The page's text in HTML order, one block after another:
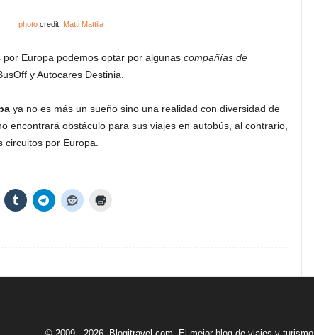
photocredit: Matti Mattila
Europa podemos optar por algunas compañías de
y Autocares Destinia.
ya no es más un sueño sino una realidad con diversidad de
encontrará obstáculo para sus viajes en autobús, al contrario,
por Europa.